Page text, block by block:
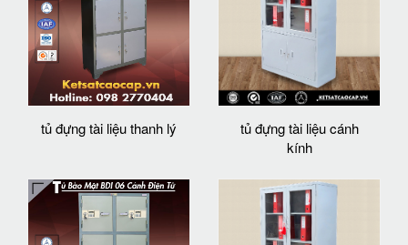
tủ đựng tài liệu thanh lý
tủ đựng tài liệu cánh
kính